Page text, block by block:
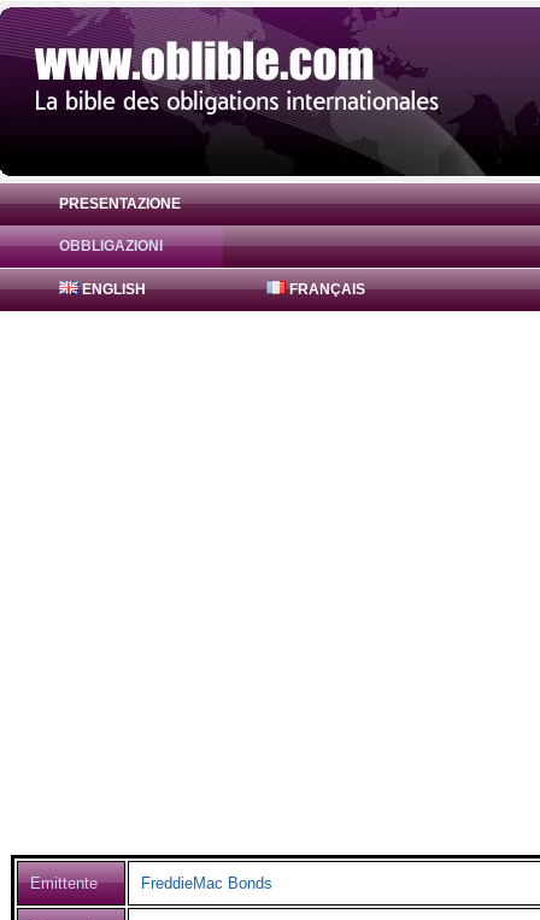
PRESENTAZIONE
OBBLIGAZIONI
ENGLISH FRANÇAIS
Obbligazione FreddieMac Bonds 2.625% (
Emittente FreddieMac Bonds